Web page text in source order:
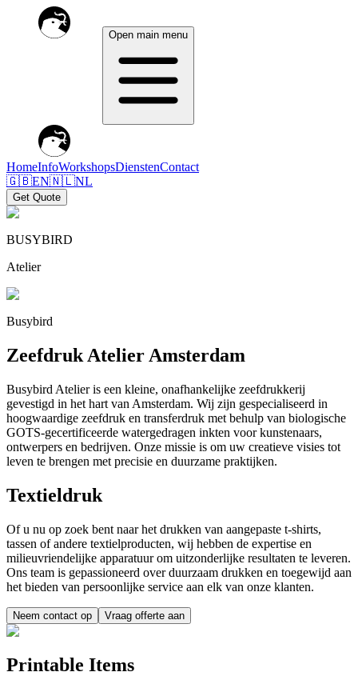
Open main menu
HomeInfoWorkshopsDienstenContact
🇬🇧EN🇳🇱NL
Get Quote
BUSYBIRD
Atelier
Busybird
Zeefdruk Atelier Amsterdam
Busybird Atelier is een kleine, onafhankelijke zeefdrukkerij
gevestigd in het hart van Amsterdam. Wij zijn gespecialiseerd in
hoogwaardige zeefdruk en transferdruk met behulp van biologische
GOTS-gecertificeerde watergedragen inkten voor kunstenaars,
ontwerpers en bedrijven. Onze missie is om uw creatieve visies tot
leven te brengen met precisie en duurzame praktijken.
Textieldruk
Of u nu op zoek bent naar het drukken van aangepaste t-shirts,
tassen of andere textielproducten, wij hebben de expertise en
milieuvriendelijke apparatuur om uitzonderlijke resultaten te leveren.
Ons team is gepassioneerd over duurzaam drukken en toegewijd aan
het bieden van persoonlijke service aan elk van onze klanten.
Neem contact op Vraag offerte aan
Printable Items